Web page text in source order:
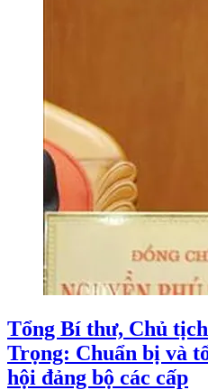
Tổng Bí thư, Chủ
Trọng: Chuẩn bị và
hội đảng bộ các cấp